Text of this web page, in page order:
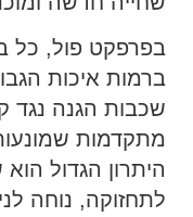
בפרפקט פול, כל
ברמות איכות
מתקדמות
היתרון הגדול
לתחזוקה, נוחה